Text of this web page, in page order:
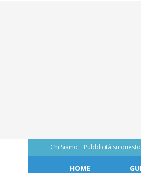
Chi Siamo Pubblicità su questo
HOME